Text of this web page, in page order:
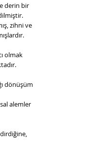
derin bir
zihni ve
olmak
dönüşüm
alemler